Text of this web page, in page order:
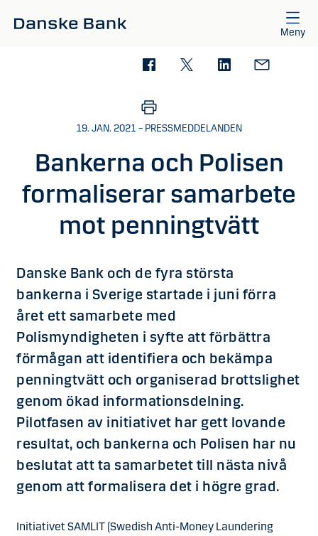
Meny
19. JAN. 2021 – PRESSMEDDELANDEN
Bankerna och Polisen
formaliserar samarbete
mot penningtvätt
Danske Bank och de fyra största
bankerna i Sverige startade i juni förra
året ett samarbete med
Polismyndigheten i syfte att förbättra
förmågan att identifiera och bekämpa
penningtvätt och organiserad brottslighet
genom ökad informationsdelning.
Pilotfasen av initiativet har gett lovande
resultat, och bankerna och Polisen har nu
beslutat att ta samarbetet till nästa nivå
genom att formalisera det i högre grad.
Initiativet SAMLIT (Swedish Anti-Money Laundering